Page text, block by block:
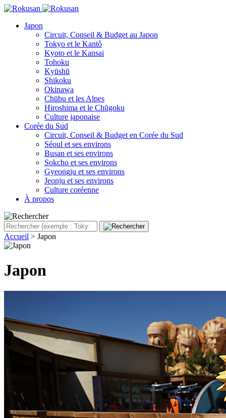
Japon
Circuit, Conseil & Budget au Japon
Tokyo et le Kantô
Kyoto et le Kansai
Tohoku
Kyūshū
Shikoku
Okinawa
Chūbu et les Alpes
Hiroshima et le Chūgoku
Culture japonaise
Corée du Sud
Circuit, Conseil & Budget en Corée du Sud
Séoul et ses environs
Busan et ses environs
Sokcho et ses environs
Gyeongju et ses environs
Jeonju et ses environs
Culture coréenne
À propos
Accueil > Japon
Japon